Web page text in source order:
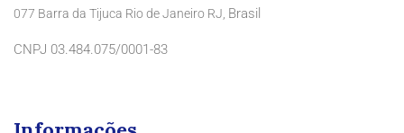
077 Barra da Tijuca Rio de Janeiro RJ, Brasil
CNPJ 03.484.075/0001-83